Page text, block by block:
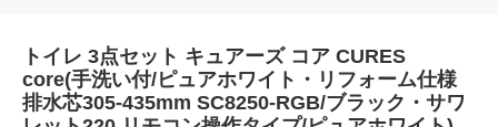
トイレ 3点セット キュアーズ コア CURES
core(手洗い付/ピュアホワイト・リフォーム仕様
排水芯305-435mm SC8250-RGB/ブラック・サワ